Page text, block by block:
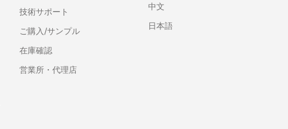
技術サポート
ご購入/サンプル
在庫確認
営業所・代理店
中文
日本語